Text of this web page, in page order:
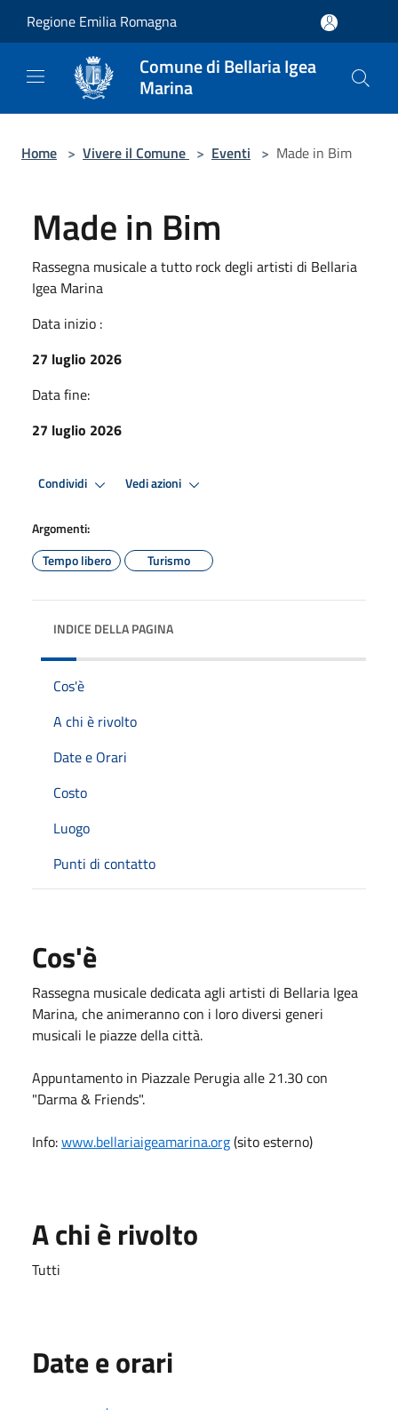
Regione Emilia Romagna
Comune di Bellaria Igea
Marina
Home > Vivere il Comune > Eventi > Made in Bim
Made in Bim
Rassegna musicale a tutto rock degli artisti di Bellaria
Igea Marina
Data inizio :
27 luglio 2026
Data fine:
27 luglio 2026
Condividi Vedi azioni
Argomenti:
Tempo libero
Turismo
INDICE DELLA PAGINA
Cos'è
A chi è rivolto
Date e Orari
Costo
Luogo
Punti di contatto
Cos'è
Rassegna musicale dedicata agli artisti di Bellaria Igea
Marina, che animeranno con i loro diversi generi
musicali le piazze della città.
Appuntamento in Piazzale Perugia alle 21.30 con
"Darma & Friends".
Info:www.bellariaigeamarina.org(sito esterno)
A chi è rivolto
Tutti
Date e orari